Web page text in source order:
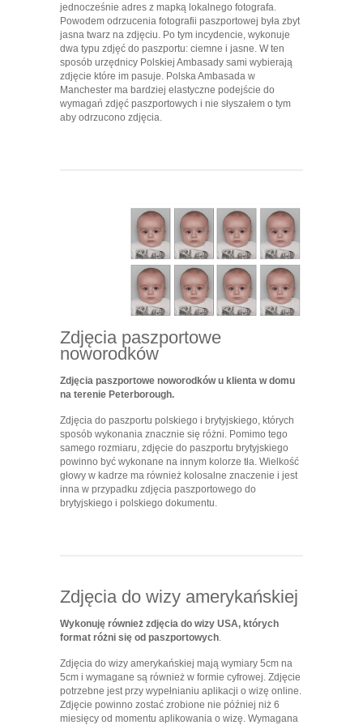
jednocześnie adres z mapką lokalnego fotografa.
Powodem odrzucenia fotografii paszportowej była zbyt
jasna twarz na zdjęciu. Po tym incydencie, wykonuje
dwa typu zdjęć do paszportu: ciemne i jasne. W ten
sposób urzędnicy Polskiej Ambasady sami wybierają
zdjęcie które im pasuje. Polska Ambasada w
Manchester ma bardziej elastyczne podejście do
wymagań zdjęć paszportowych i nie słyszałem o tym
aby odrzucono zdjęcia.
Zdjęcia paszportowe
noworodków
Zdjęcia paszportowe noworodków u klienta w domu
na terenie Peterborough.
Zdjęcia do paszportu polskiego i brytyjskiego, których
sposób wykonania znacznie się różni. Pomimo tego
samego rozmiaru, zdjęcie do paszportu brytyjskiego
powinno być wykonane na innym kolorze tła. Wielkość
głowy w kadrze ma również kolosalne znaczenie i jest
inna w przypadku zdjęcia paszportowego do
brytyjskiego i polskiego dokumentu.
Zdjęcia do wizy amerykańskiej
Wykonuję również zdjęcia do wizy USA, których
format różni się od paszportowych
Zdjęcia do wizy amerykańskiej mają wymiary 5cm na
5cm i wymagane są również w formie cyfrowej. Zdjęcie
potrzebne jest przy wypełnianiu aplikacji o wizę online.
Zdjęcie powinno zostać zrobione nie później niż 6
miesięcy od momentu aplikowania o wizę. Wymagana